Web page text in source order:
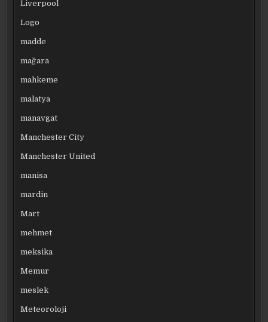
Liverpool
Logo
madde
mağara
mahkeme
malatya
manavgat
Manchester City
Manchester United
manisa
mardin
Mart
mehmet
meksika
Memur
meslek
Meteoroloji